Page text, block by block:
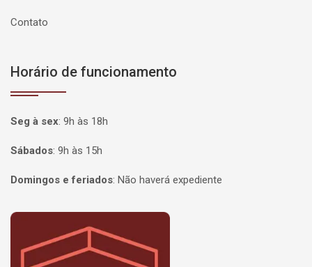
Contato
Horário de funcionamento
Seg à sex: 9h às 18h
Sábados: 9h às 15h
Domingos e feriados: Não haverá expediente
Página inicial